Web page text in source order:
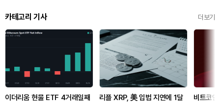
카테고리 기사 더보기
이더리움 현물 ETF 4거래일째 리플 XRP, 美 입법 지연에 1달 비트코